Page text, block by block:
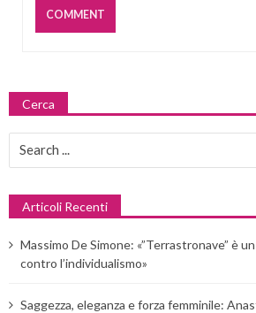
Cerca
Search
Articoli Recenti
Massimo De Simone: «”Terrastronave” è
contro l’individualismo»
Saggezza, eleganza e forza femminile: